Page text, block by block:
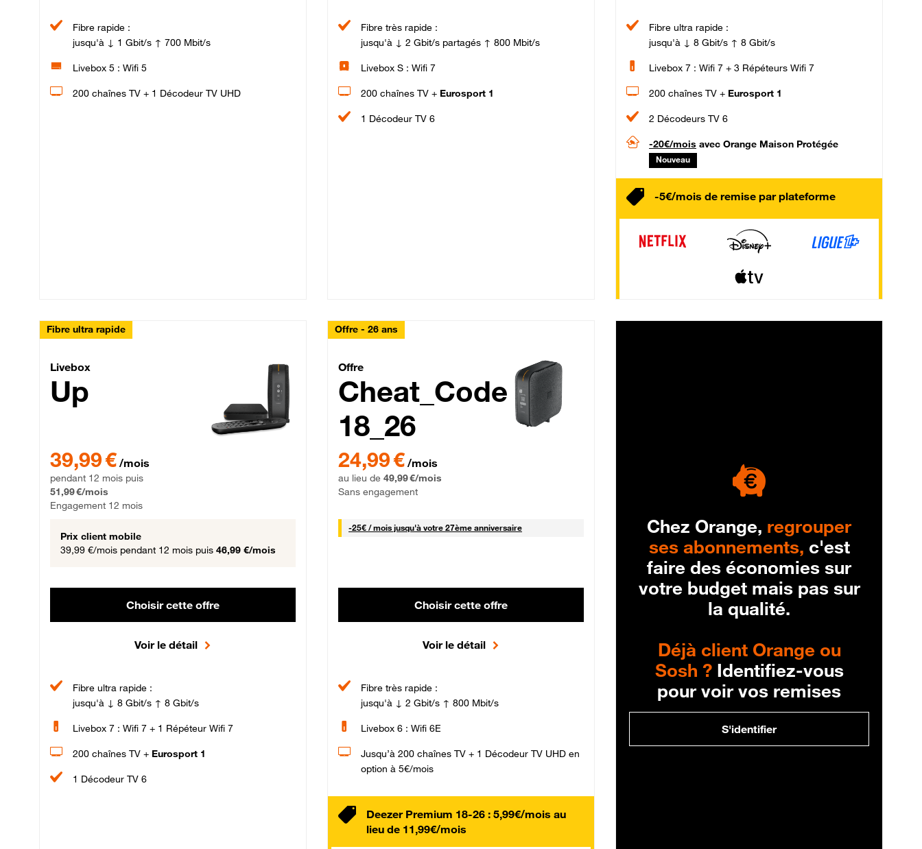
Fibre rapide :
jusqu'à ↓ 1 Gbit/s ↑ 700 Mbit/s
Livebox 5 : Wifi 5
200 chaînes TV + 1 Décodeur TV UHD
Fibre très rapide :
jusqu'à ↓ 2 Gbit/s partagés ↑ 800 Mbit/s
Livebox S : Wifi 7
200 chaînes TV + Eurosport 1
1 Décodeur TV 6
Fibre ultra rapide :
jusqu'à ↓ 8 Gbit/s ↑ 8 Gbit/s
Livebox 7 : Wifi 7 + 3 Répéteurs Wifi 7
200 chaînes TV + Eurosport 1
2 Décodeurs TV 6
-20€/mois avec Orange Maison Protégée
Nouveau
-5€/mois de remise par plateforme
Fibre ultra rapide
Livebox Up Fibre
Livebox
Up
39,99 € /mois
pendant 12 mois puis
51,99 €/mois
Engagement 12 mois
Prix client mobile
39,99 €/mois pendant 12 mois puis 46,99 €/mois
Choisir cette offre
Voir le détail
Fibre ultra rapide :
jusqu'à ↓ 8 Gbit/s ↑ 8 Gbit/s
Livebox 7 : Wifi 7 + 1 Répéteur Wifi 7
200 chaînes TV + Eurosport 1
1 Décodeur TV 6
Offre - 26 ans
Cheat_Code Fibre_18_26
Offre
Cheat_Code
18_26
24,99 € /mois
au lieu de 49,99 €/mois
Sans engagement
-25€ / mois25 € par mois
jusqu'à votre 27ème anniversaire
Choisir cette offre
Voir le détail
Fibre très rapide :
jusqu'à ↓ 2 Gbit/s ↑ 800 Mbit/s
Livebox 6 : Wifi 6E
Jusqu’à 200 chaînes TV + 1 Décodeur TV UHD en
option à 5€/mois
Deezer Premium 18-26 : 5,99€/mois au
lieu de 11,99€/mois
Chez Orange, regrouper
ses abonnements, c'est
faire des économies sur
votre budget mais pas sur
la qualité.
Déjà client Orange ou
Sosh ?Identifiez-vous
pour voir vos remises
S'identifier